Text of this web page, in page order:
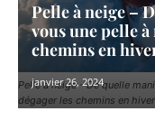
Pelle à neige - De quelle
dégager les chemins en
Pelle à neige –
vous une pelle
chemins en
janvier 26, 2024